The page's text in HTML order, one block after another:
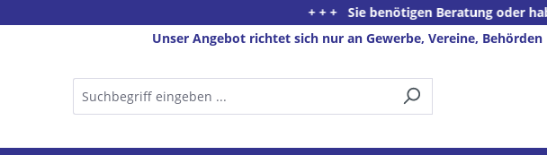
+ + + Sie benötigen Beratung oder haben Fragen
Unser Angebot richtet sich nur an Gewerbe, Vereine,